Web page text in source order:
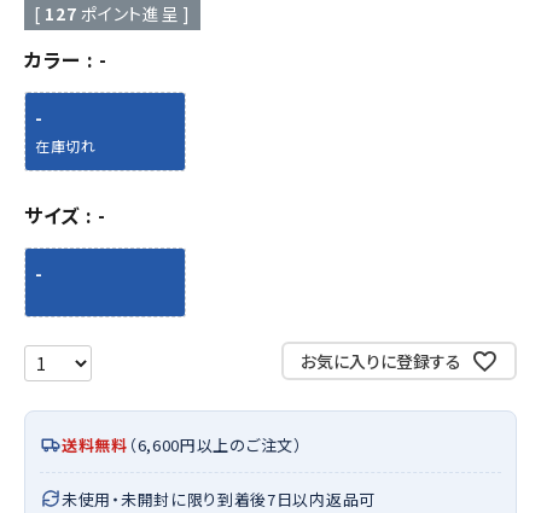
[ 127 ポイント進呈 ]
カラー -
-
在庫切れ
サイズ -
-
お気に入りに登録する
送料無料 （6,600円以上のご注文）
未使用・未開封に限り到着後7日以内返品可